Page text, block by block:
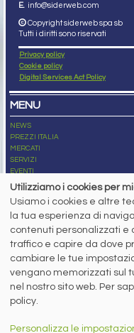
E. info@siderweb.com
Copyright siderweb spa sb
Tutti i diritti sono riservati
Privacy policy
Cookie policy
Digital Services Act Policy
MENU
NEWS
PREZZI ITALIA
MERCATI
SERVIZI
EVENTI
ABBONAMENTI
NEWSLETTER
Capitale Sociale: 190.000€
Registro delle Imprese di Brescia
Codice Fiscale e Partita I.V.A.:
R.E.A. n. 419331
www.siderweb.com:
marzo 2004, Iscrizione al R.O.C. n.
Direttrice Responsabile:
Elisa Bonomelli
Stefano Gennari
Utilizziamo i cookies per
Usiamo i cookies e altre
la tua esperienza di
contenuti personalizzati e
traffico e capire da dove
cambiare le tue
vengano memorizzati sul
nel nostro sito web. Per
policy.
Personalizza le